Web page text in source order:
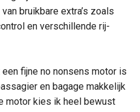
bruikbare extra’s zoals
en verschillende rij-
fijne no nonsens motor is
en bagage makkelijk
motor kies ik heel bewust